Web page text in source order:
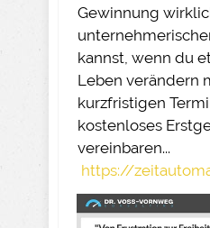
Gewinnung
kannst, wenn du
Leben verändern
kurzfristigen
kostenloses
vereinbaren...
https://